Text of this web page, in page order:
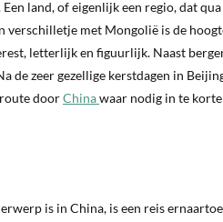
land, of eigenlijk een regio, dat
met Mongolië is de
letterlijk en figuurlijk. Naast
de zeer gezellige kerstdagen in
route doorChinawaar nodig in te
is in China, is een reis